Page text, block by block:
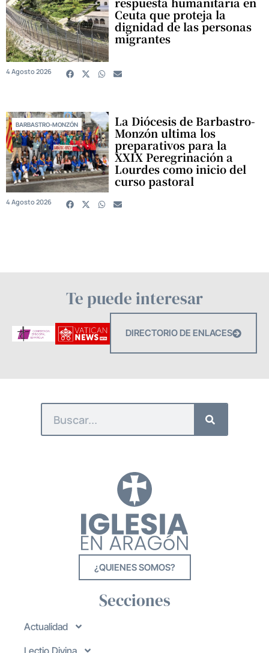
Ceuta que proteja la
dignidad de las personas
migrantes
4 Agosto 2026
BARBASTRO-MONZÓN La Diócesis de Barbastro-
Monzón ultima los
preparativos para la
XXIX Peregrinación a
Lourdes como inicio del
curso pastoral
4 Agosto 2026
Te puede interesar
DIRECTORIO DE ENLACES
¿QUIENES SOMOS?
Secciones
Actualidad